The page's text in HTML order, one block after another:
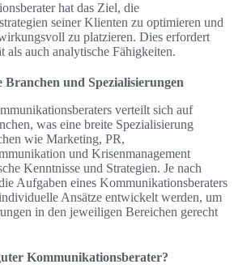
hat das Ziel, die
seiner Klienten zu optimieren und
zu platzieren. Dies erfordert
als auch analytische Fähigkeiten.
Branchen und Spezialisierungen
verteilt sich auf
was eine breite Spezialisierung
wie Marketing, PR,
und Krisenmanagement
Kenntnisse und Strategien. Je nach
Aufgaben eines Kommunikationsberaters
Ansätze entwickelt werden, um
in den jeweiligen Bereichen gerecht
Kommunikationsberater?